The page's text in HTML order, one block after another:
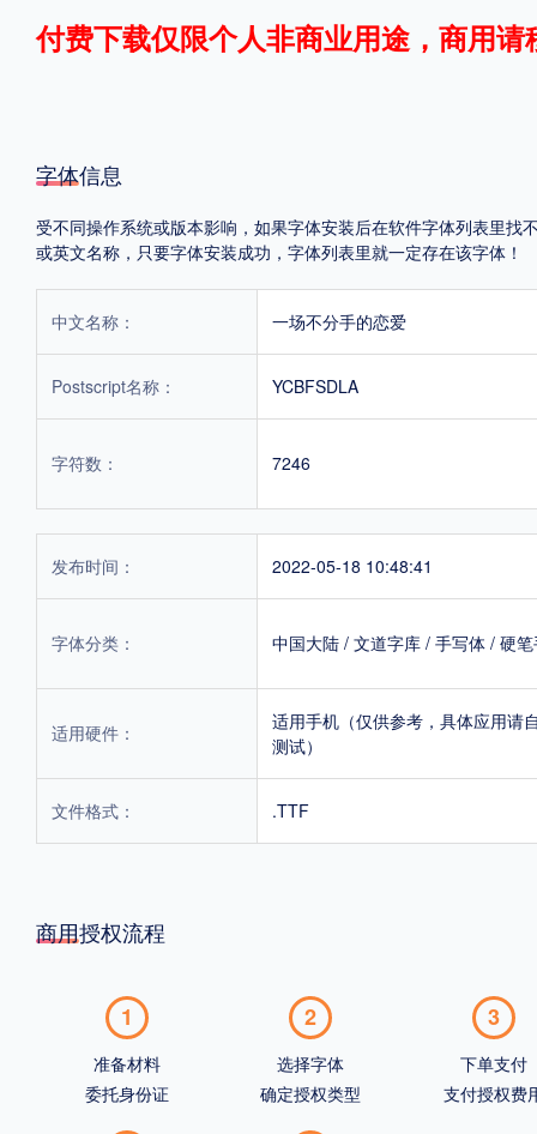
格式
地区
中国大陆 中国港澳台 更多
POP字体下载 字库打包下载 海报素材下载
字体新闻 字体文章 字体程序 字体人物 字体网站
付费下载仅限个人非商业用途，商用
字体信息
受不同操作系统或版本影响，如果字体安装后在软件字体列表里
或英文名称，只要字体安装成功，字体列表里就一定存在该字体！
中文名称： 一场不分手的恋爱
Postscript名称： YCBFSDLA
字符数： 7246
发布时间： 2022-05-18 10:48:41
字体分类： 中国大陆 / 文道字库 / 手写体 / 硬
适用硬件：
适用手机（仅供参考，具体应用请
测试）
文件格式： .TTF
商用授权流程
1
准备材料
委托身份证
2
选择字体
确定授权类型
3
下单支付
支付授权费